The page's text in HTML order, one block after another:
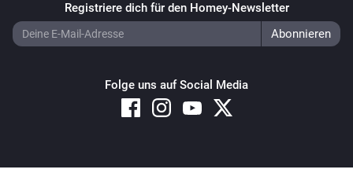
Registriere dich für den Homey-Newsletter
Folge uns auf Social Media